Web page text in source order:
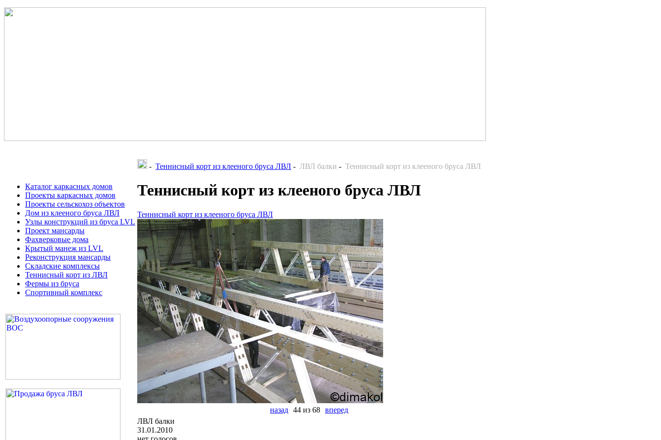
Каталог каркасных домов
Проекты каркасных домов
Проекты сельскохоз объектов
Дом из клееного бруса ЛВЛ
Узлы конструкций из бруса LVL
Проект мансарды
Фахверковые дома
Крытый манеж из LVL
Реконструкция мансарды
Складские комплексы
Теннисный корт из ЛВЛ
Фермы из бруса
Спортивный комплекс
- Теннисный корт из клееного бруса ЛВЛ - ЛВЛ балки - Теннисный корт из клееного бруса ЛВЛ
Теннисный корт из клееного бруса ЛВЛ
Теннисный корт из клееного бруса ЛВЛ
назад 44 из 68 вперед
ЛВЛ балки
31.01.2010